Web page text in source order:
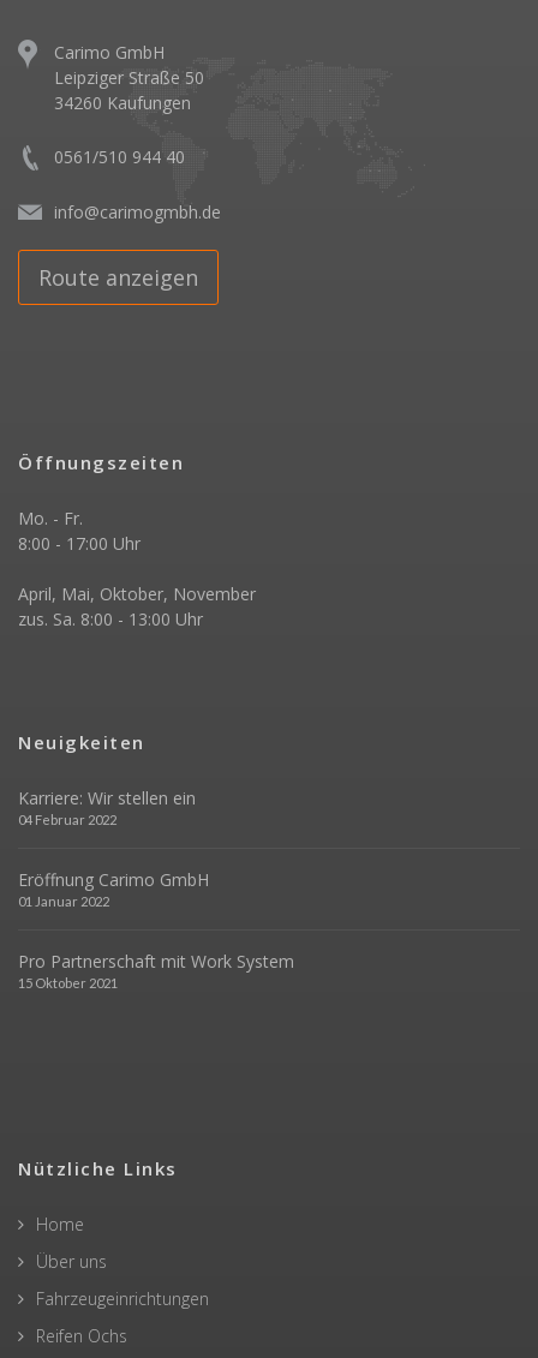
Carimo GmbH
Leipziger Straße 50
34260 Kaufungen
0561/510 944 40
info@carimogmbh.de
Route anzeigen
Öffnungszeiten
Mo. - Fr.
8:00 - 17:00 Uhr
April, Mai, Oktober, November
zus. Sa. 8:00 - 13:00 Uhr
Neuigkeiten
Karriere: Wir stellen ein
04 Februar 2022
Eröffnung Carimo GmbH
01 Januar 2022
Pro Partnerschaft mit Work System
15 Oktober 2021
Nützliche Links
Home
Über uns
Fahrzeugeinrichtungen
Reifen Ochs